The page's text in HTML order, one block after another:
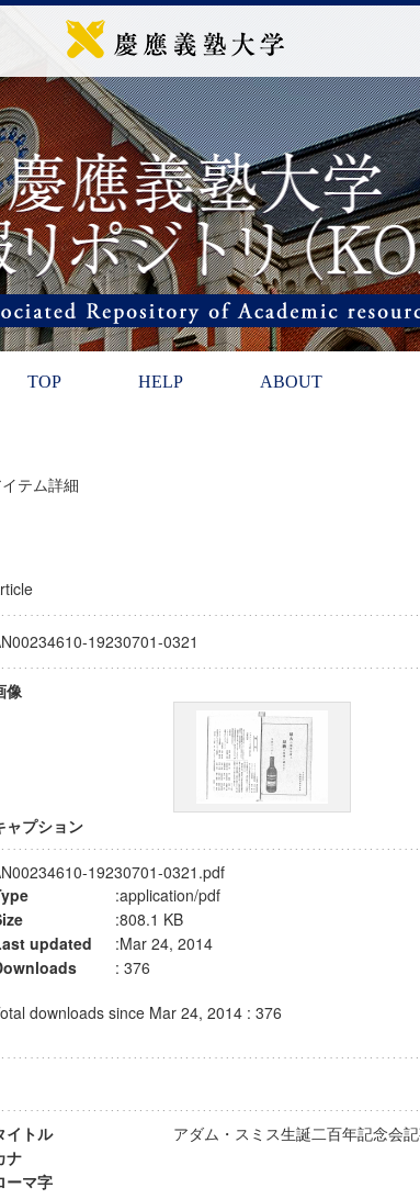
TOP HELP ABOUT
テム詳細
19230701-0321
像
ャプション
19230701-0321.pdf
:application/pdf
:808.1 KB
updated
:Mar 24, 2014
: 376
downloads since Mar 24, 2014 : 376
イトル
アダム・スミス生誕二百年記念
ナ
ーマ字